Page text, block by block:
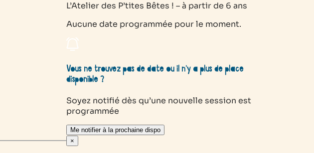
L’Atelier des P’tites Bêtes ! – à partir de 6 ans
Aucune date programmée pour le moment.
Vous ne trouvez pas de date ou il n’y a plus de place
disponible ?
Soyez notifié dès qu’une nouvelle session est
programmée
Me notifier à la prochaine dispo
×